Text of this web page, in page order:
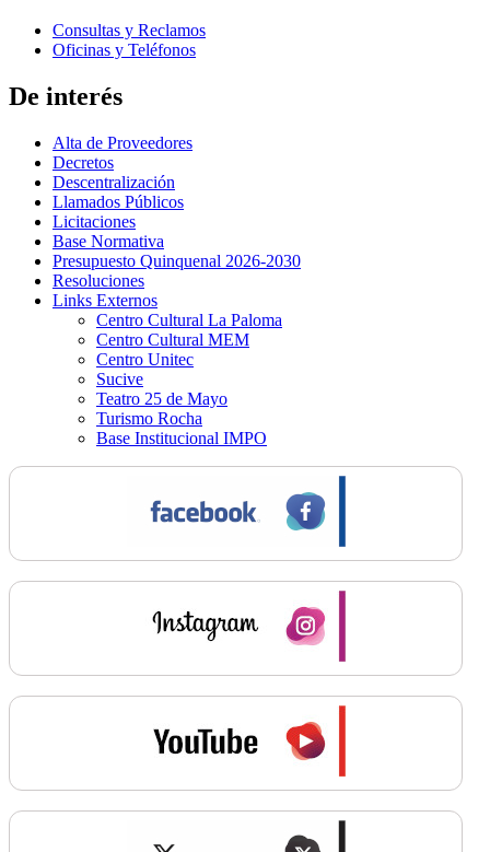
Consultas y Reclamos
Oficinas y Teléfonos
De interés
Alta de Proveedores
Decretos
Descentralización
Llamados Públicos
Licitaciones
Base Normativa
Presupuesto Quinquenal 2026-2030
Resoluciones
Links Externos
Centro Cultural La Paloma
Centro Cultural MEM
Centro Unitec
Sucive
Teatro 25 de Mayo
Turismo Rocha
Base Institucional IMPO